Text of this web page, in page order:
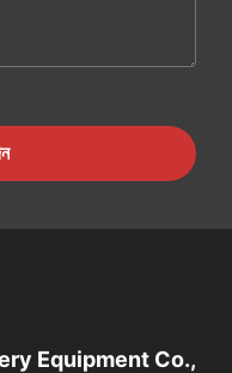
Equipment Co.,